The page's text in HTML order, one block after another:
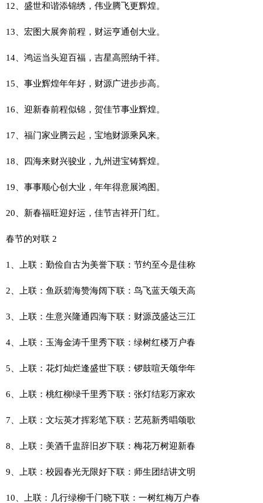
12、盛世和谐添锦绣，伟业腾飞更辉煌。
13、宏图大展奔前程，财运亨通创大业。
14、鸿运当头迎百福，吉星高照纳千祥。
15、事业辉煌年年好，财源广进步步高。
16、迎新春前程似锦，贺佳节事业辉煌。
17、福门家业腾云起，宝地财源乘风来。
18、四海来财兴骏业，九州进宝铸辉煌。
19、事事顺心创大业，年年得意展鸿图。
20、新春福旺迎好运，佳节吉祥开门红。
春节的对联 2
1、上联：勤俭自古为美誉下联：节约至今是佳称
2、上联：鱼跃碧海赞海阔下联：鸟飞蓝天颂天高
3、上联：生意兴隆通四海下联：财源茂盛达三江
4、上联：玉海金涛千里秀下联：绿树红楼万户春
5、上联：花灯灿烂逢盛世下联：锣鼓喧天颂华年
6、上联：桃红柳绿千里秀下联：张灯结彩万家欢
7、上联：文坛英才挥彩笔下联：艺苑新秀唱颂歌
8、上联：美酒千盅辞旧岁下联：梅花万树迎新春
9、上联：校园春光无限好下联：师生团结讲文明
10、上联：几行绿柳千门晓下联：一树红梅万户春